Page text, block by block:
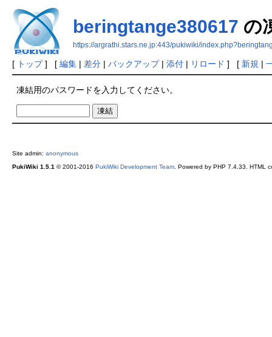
beringtange380617 の
https://argrathi.stars.ne.jp:443/pukiwiki/
[ トップ] [ 編集| 差分| バックアップ| 添付| リロード ] [ 新規 |
凍結用のパスワードを入力してください。
Site admin: anonymous
PukiWiki 1.5.1© 2001-2016 PukiWiki Development Team. Powered by PHP 7.4.33. HTML